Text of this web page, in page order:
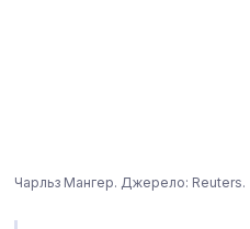
Чарльз Мангер. Джерело: Reuters.